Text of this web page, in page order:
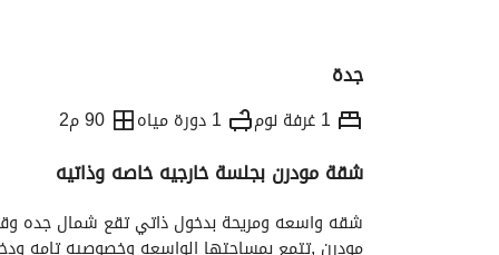
جدة
1 غرفة نوم 1 دورة مياه 90 م2
شقة مودرن بجلسة خارجيه خاصه وذاتيه
مودرن ,تتمع بمساحتها الواسعه وخصوصيه تامه